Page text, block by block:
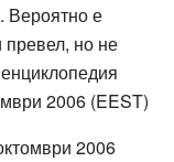
Вероятно е
превел, но не
2006 (EEST)
2006